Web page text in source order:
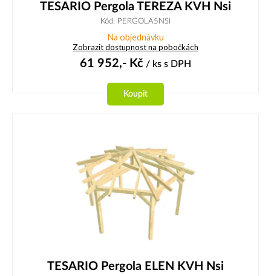
TESARIO Pergola TEREZA KVH Nsi
Kód: PERGOLA5NSI
Na objednávku
Zobrazit dostupnost na pobočkách
61 952,- Kč / ks s DPH
Koupit
TESARIO Pergola ELEN KVH Nsi